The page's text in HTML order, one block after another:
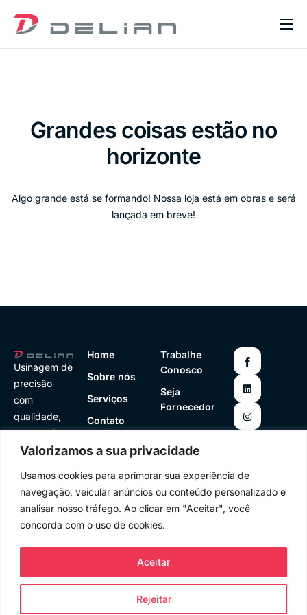
Valorizamos a sua privacidade
Usamos cookies para aprimorar sua experiência de
navegação, veicular anúncios ou conteúdo personalizado e
analisar nosso tráfego. Ao clicar em "Aceitar", você
concorda com o uso de cookies.
Rejeitar
Aceitar
Home
BlogGrandes coisas estão no
horizonte
Algo grande está se formando! Nossa loja está em obras e será
lançada em breve!
Usinagem de
precisão
com
qualidade,
tecnologia e
confiabilidad
indústria.
Home
Sobre nós
Serviços
Contato
Trabalhe
Conosco
Seja
Fornecedor
an.com.br
© VL7 . Todos os direitos reservados. 2025.
Termos e condiçõesPolítica de privacidade